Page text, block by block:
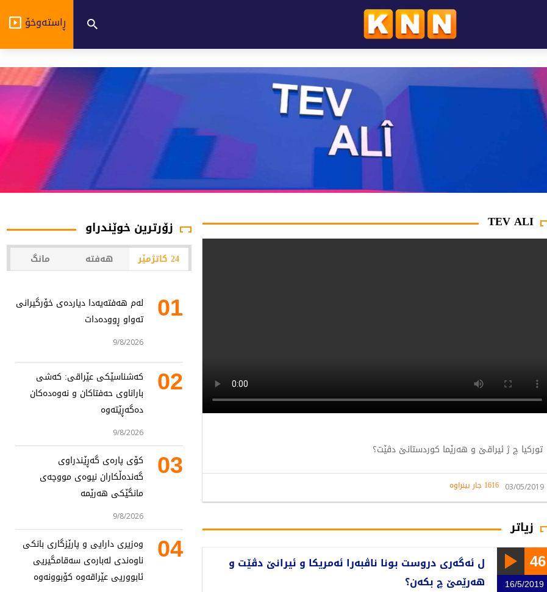
ڕاستەوخۆ
TEV ALI
تورکیا چ ژ ئیراقێ و هەرێما کوردستانێ دڤێت؟
03/05/2019 1616 جار بینراوە
زیاتر
46
16/5/2019
ل ئەگەری دروست بونا ناڤبەرا ئەمریكا و ئیرانێ‌ دڤێت و
هەرێمێ‌ چ بكەن؟
زۆرترین خوێندراو
24 کاتژمێر هەفتە مانگ
01
لەم هەفتەیەدا دیاردەی خۆرگیرانی
تەواو ڕوودەدات
9/8/2026
02
کەشناسێکی عێراقی: کەشی
باراناوی حەفتاکان و نەوەدەکان
دەگەڕێتەوە
9/8/2026
03
کۆی پارەی گەڕێندراوی
گەندەڵکاران نیوەی مووچەی
مانگێکی هەرێمە
9/8/2026
04
وەزیری دارایی و پارێزگاری بانکی
ناوەندی لەبارەی سەقامگیریی
ئابووریی عێراقەوە کۆبوونەوە